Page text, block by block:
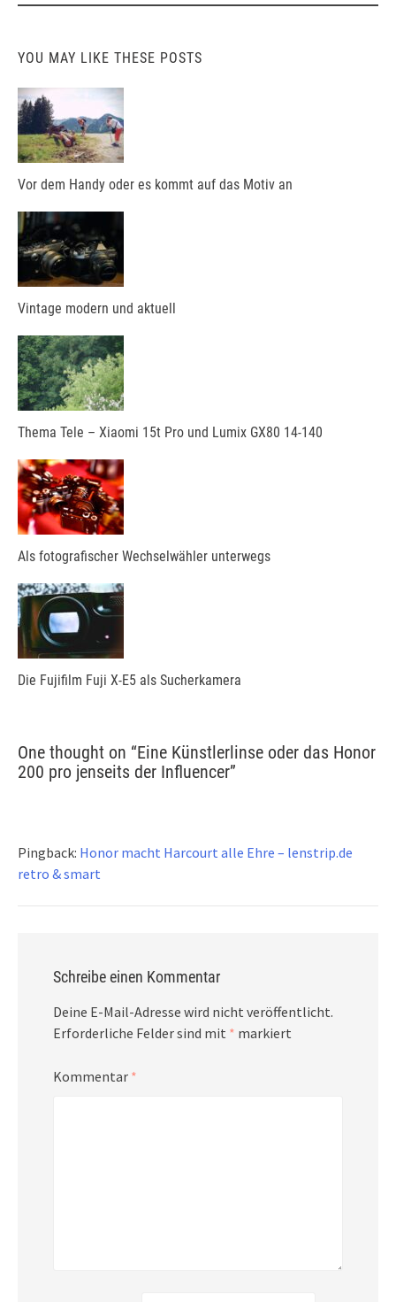
YOU MAY LIKE THESE POSTS
Vor dem Handy oder es kommt auf das Motiv an
Vintage modern und aktuell
Thema Tele – Xiaomi 15t Pro und Lumix GX80 14-140
Als fotografischer Wechselwähler unterwegs
Die Fujifilm Fuji X-E5 als Sucherkamera
One thought on “Eine Künstlerlinse oder das Honor
200 pro jenseits der Influencer”
Pingback: Honor macht Harcourt alle Ehre – lenstrip.de
retro & smart
Schreibe einen Kommentar
Deine E-Mail-Adresse wird nicht veröffentlicht.
Erforderliche Felder sind mit * markiert
Kommentar *